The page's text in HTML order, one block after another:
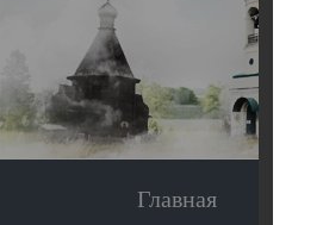
Главная